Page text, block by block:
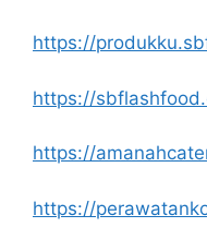
https://
https://
https://
https://